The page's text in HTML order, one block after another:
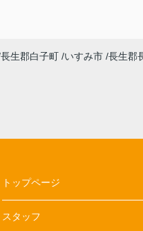
長生郡白子町 いすみ市 長生郡
トップページ
スタッフ